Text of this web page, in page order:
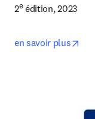
2e édition, 2023
en savoir plus